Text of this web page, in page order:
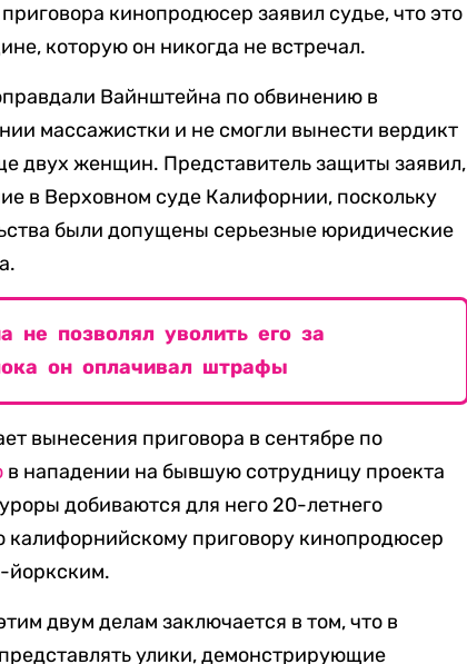
кинопродюсер заявил судье, что это
которую он никогда не встречал.
Вайнштейна по обвинению в
массажистки и не смогли вынести вердикт
двух женщин. Представитель защиты заявил,
в Верховном суде Калифорнии, поскольку
были допущены серьезные юридические
не позволял уволить его за
он оплачивал штрафы
вынесения приговора в сентябре по
в нападении на бывшую сотрудницу проекта
добиваются для него 20-летнего
калифорнийскому приговору кинопродюсер
йоркским.
двум делам заключается в том, что в
улики, демонстрирующие